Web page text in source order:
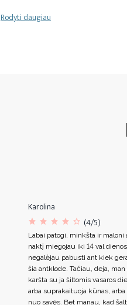
Rodyti daugiau
Karolina
(4/5)
Labai patogi, minkšta ir maloni
naktį miegojau iki 14 val
negalėjau pabusti ant kiek
šia antklode. Tačiau, deja,
karšta su ja šiltomis vasaros
arba suprakaituoja kūnas,
nuo savęs. Bet manau, kad